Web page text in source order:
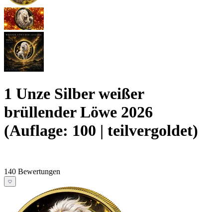
1 Unze Silber weißer
brüllender Löwe 2026
(Auflage: 100 | teilvergoldet)
140 Bewertungen